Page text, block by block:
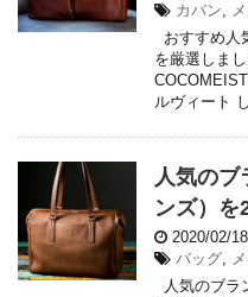
カバン,
おすすめ人
を厳選しま
ルヴィート
人気のブ
ンズ）を
2020/02/18
バッグ,
人気のブラ